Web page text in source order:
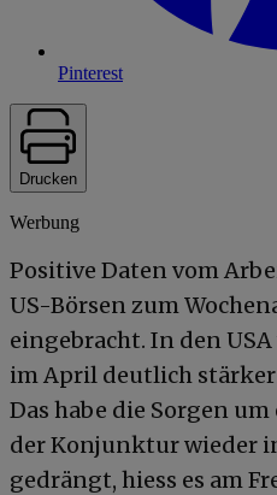
Pinterest
Drucken
Werbung
Positive Daten vom
US-Börsen zum
eingebracht. In den
im April deutlich
Das habe die Sorgen
der Konjunktur wieder
gedrängt, hiess es am